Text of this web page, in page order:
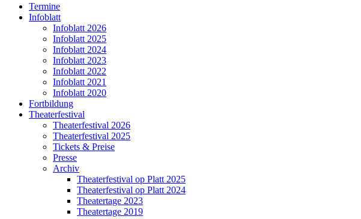
Termine
Infoblatt
Infoblatt 2026
Infoblatt 2025
Infoblatt 2024
Infoblatt 2023
Infoblatt 2022
Infoblatt 2021
Infoblatt 2020
Fortbildung
Theaterfestival
Theaterfestival 2026
Theaterfestival 2025
Tickets & Preise
Presse
Archiv
Theaterfestival op Platt 2025
Theaterfestival op Platt 2024
Theatertage 2023
Theatertage 2019